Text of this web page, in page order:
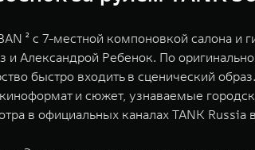
² с 7-местной компоновкой салона и
и Александрой Ребенок. По
быстро входить в сценический
и сюжет, узнаваемые
в официальных каналах TANK Russia